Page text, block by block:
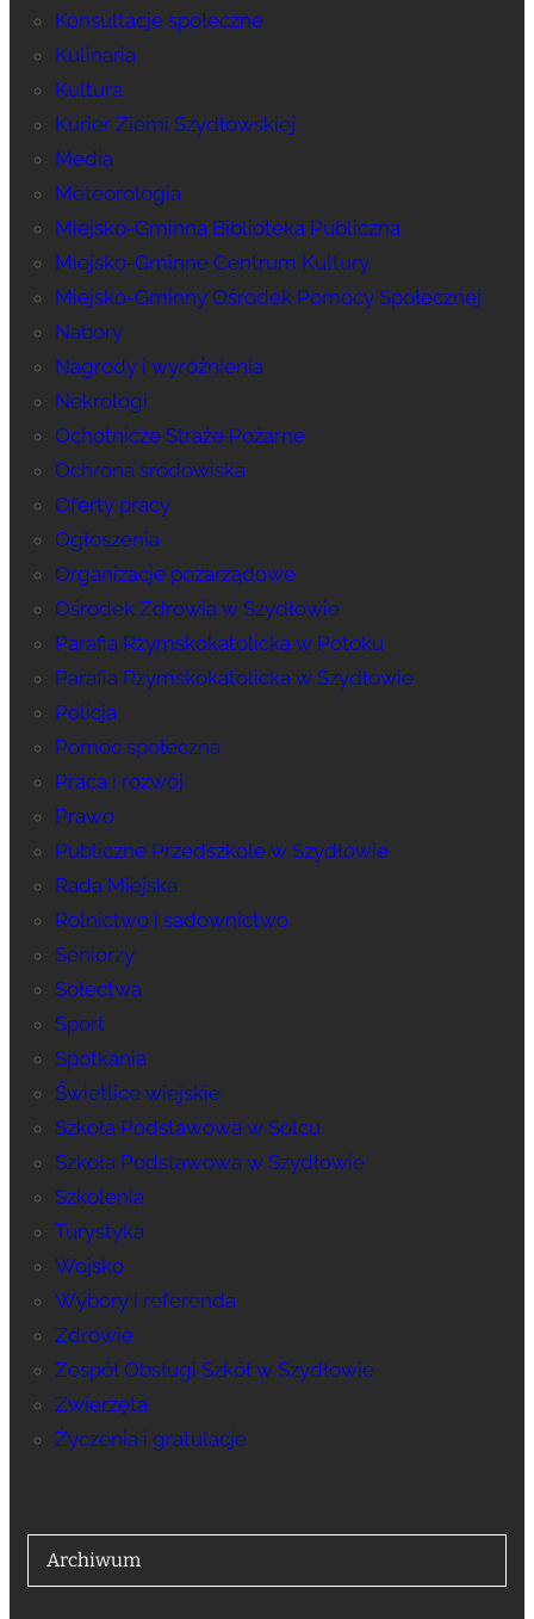
Konsultacje społeczne
Kulinaria
Kultura
Kurier Ziemi Szydłowskiej
Media
Meteorologia
Miejsko-Gminna Biblioteka Publiczna
Miejsko-Gminne Centrum Kultury
Miejsko-Gminny Ośrodek Pomocy Społecznej
Nabory
Nagrody i wyróżnienia
Nekrologi
Ochotnicze Straże Pożarne
Ochrona środowiska
Oferty pracy
Ogłoszenia
Organizacje pozarządowe
Ośrodek Zdrowia w Szydłowie
Parafia Rzymskokatolicka w Potoku
Parafia Rzymskokatolicka w Szydłowie
Policja
Pomoc społeczna
Praca i rozwój
Prawo
Publiczne Przedszkole w Szydłowie
Rada Miejska
Rolnictwo i sadownictwo
Seniorzy
Sołectwa
Sport
Spotkania
Świetlice wiejskie
Szkoła Podstawowa w Solcu
Szkoła Podstawowa w Szydłowie
Szkolenia
Turystyka
Wojsko
Wybory i referenda
Zdrowie
Zespół Obsługi Szkół w Szydłowie
Zwierzęta
Życzenia i gratulacje
Archiwum